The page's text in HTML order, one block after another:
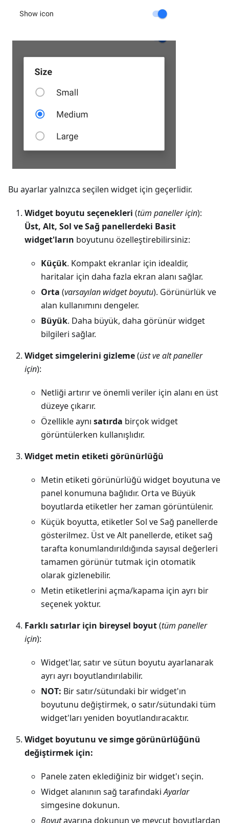
Bu ayarlar yalnızca seçilen widget için geçerlidir.
Widget boyutu seçenekleri (tüm paneller için):
Üst, Alt, Sol ve Sağ panellerdeki Basit
widget'ların boyutunu özelleştirebilirsiniz:
Küçük. Kompakt ekranlar için idealdir,
haritalar için daha fazla ekran alanı sağlar.
Orta (varsayılan widget boyutu). Görünürlük ve
alan kullanımını dengeler.
Büyük. Daha büyük, daha görünür widget
bilgileri sağlar.
Widget simgelerini gizleme(üst ve alt paneller
için):
Netliği artırır ve önemli veriler için alanı en üst
düzeye çıkarır.
Özellikle aynı satırda birçok widget
görüntülerken kullanışlıdır.
Widget metin etiketi görünürlüğü
Metin etiketi görünürlüğü widget boyutuna ve
panel konumuna bağlıdır. Orta ve Büyük
boyutlarda etiketler her zaman görüntülenir.
Küçük boyutta, etiketler Sol ve Sağ panellerde
gösterilmez. Üst ve Alt panellerde, etiket sağ
tarafta konumlandırıldığında sayısal değerleri
tamamen görünür tutmak için otomatik
olarak gizlenebilir.
Metin etiketlerini açma/kapama için ayrı bir
seçenek yoktur.
Farklı satırlar için bireysel boyut(tüm paneller
için):
Widget'lar, satır ve sütun boyutu ayarlanarak
ayrı ayrı boyutlandırılabilir.
NOT: Bir satır/sütundaki bir widget'ın
boyutunu değiştirmek, o satır/sütundaki tüm
widget'ları yeniden boyutlandıracaktır.
Widget boyutunu ve simge görünürlüğünü
değiştirmek için:
Panele zaten eklediğiniz bir widget'ı seçin.
Widget alanının sağ tarafındakiAyarlar
simgesine dokunun.
Boyutayarına dokunun ve mevcut boyutlardan